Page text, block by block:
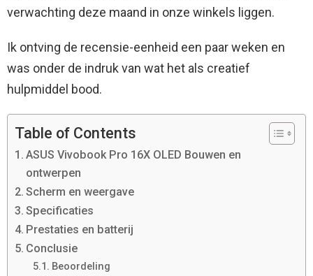
verwachting deze maand in onze winkels liggen.
Ik ontving de recensie-eenheid een paar weken en
was onder de indruk van wat het als creatief
hulpmiddel bood.
Table of Contents
ASUS Vivobook Pro 16X OLED Bouwen en
ontwerpen
Scherm en weergave
Specificaties
Prestaties en batterij
Conclusie
Beoordeling